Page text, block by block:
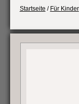
Startseite / Für Kinder